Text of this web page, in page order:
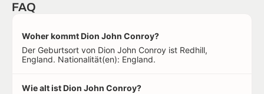
FAQ
Woher kommt Dion John Conroy?
Der Geburtsort von Dion John Conroy ist Redhill,
England. Nationalität(en): England.
Wie alt ist Dion John Conroy?